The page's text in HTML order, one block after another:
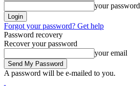
your password
Forgot your password? Get help
Password recovery
Recover your password
your email
A password will be e-mailed to you.